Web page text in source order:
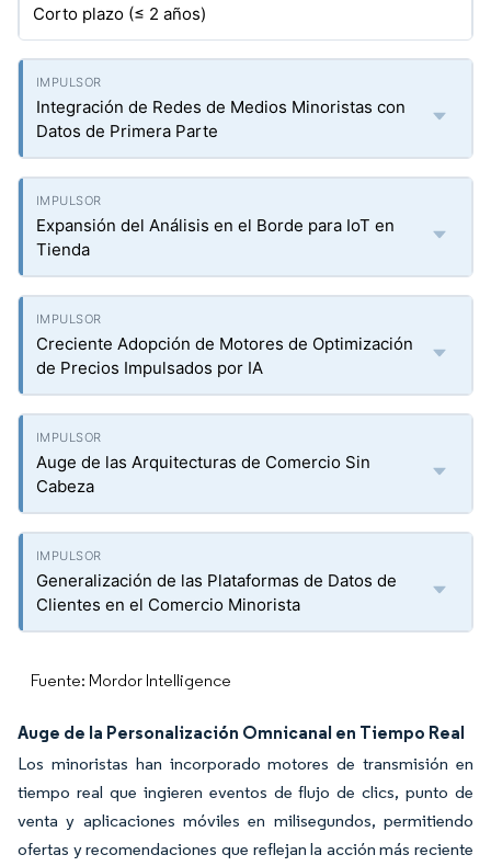
Corto plazo (≤ 2 años)
Integración de Redes de Medios Minoristas con
Datos de Primera Parte
Expansión del Análisis en el Borde para IoT en
Tienda
Creciente Adopción de Motores de Optimización
de Precios Impulsados por IA
Auge de las Arquitecturas de Comercio Sin
Cabeza
Generalización de las Plataformas de Datos de
Clientes en el Comercio Minorista
Fuente: Mordor Intelligence
Auge de la Personalización Omnicanal en Tiempo Real
Los minoristas han incorporado motores de transmisión en
tiempo real que ingieren eventos de flujo de clics, punto de
venta y aplicaciones móviles en milisegundos, permitiendo
ofertas y recomendaciones que reflejan la acción más reciente